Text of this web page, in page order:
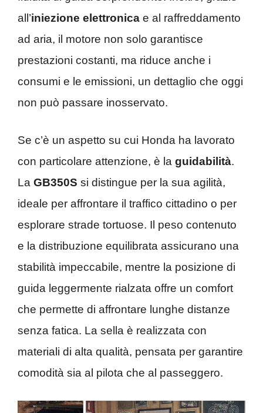
all’iniezione elettronica e al raffreddamento
ad aria, il motore non solo garantisce
prestazioni costanti, ma riduce anche i
consumi e le emissioni, un dettaglio che oggi
non può passare inosservato.
Se c’è un aspetto su cui Honda ha lavorato
con particolare attenzione, è la guidabilità.
La GB350S si distingue per la sua agilità,
ideale per affrontare il traffico cittadino o per
esplorare strade tortuose. Il peso contenuto
e la distribuzione equilibrata assicurano una
stabilità impeccabile, mentre la posizione di
guida leggermente rialzata offre un comfort
che permette di affrontare lunghe distanze
senza fatica. La sella è realizzata con
materiali di alta qualità, pensata per garantire
comodità sia al pilota che al passeggero.